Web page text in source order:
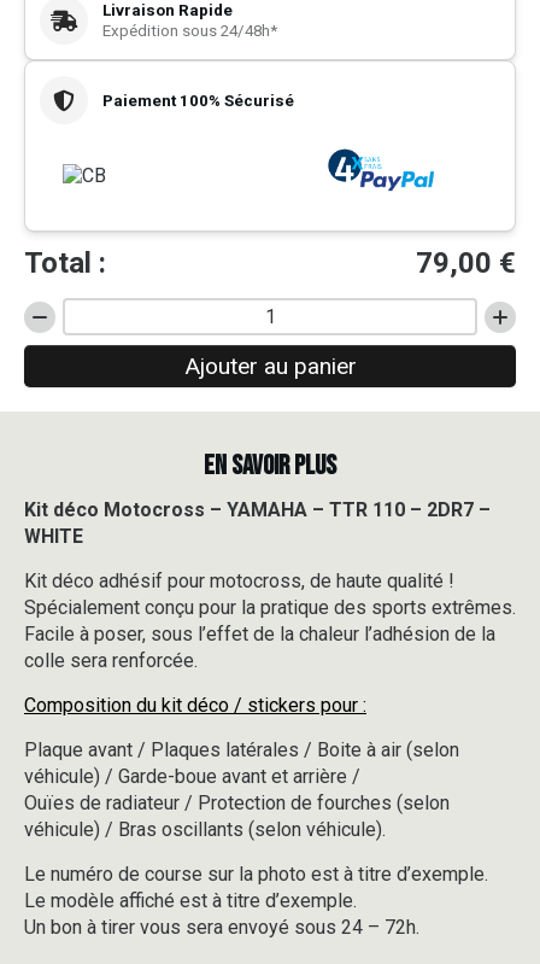
Livraison Rapide
Expédition sous 24/48h*
Paiement 100% Sécurisé
Total : 79,00 €
quantité
de
Motocross
TTR
110
2DR7
-
WHITE
Ajouter au panier
EN SAVOIR PLUS
Kit déco Motocross – YAMAHA – TTR 110 – 2DR7 –
WHITE
Kit déco adhésif pour motocross, de haute qualité !
Spécialement conçu pour la pratique des sports extrêmes.
Facile à poser, sous l’effet de la chaleur l’adhésion de la
colle sera renforcée.
Composition du kit déco / stickers pour :
Plaque avant / Plaques latérales / Boite à air (selon
véhicule) / Garde-boue avant et arrière /
Ouïes de radiateur / Protection de fourches (selon
véhicule) / Bras oscillants (selon véhicule).
Le numéro de course sur la photo est à titre d’exemple.
Le modèle affiché est à titre d’exemple.
Un bon à tirer vous sera envoyé sous 24 – 72h.